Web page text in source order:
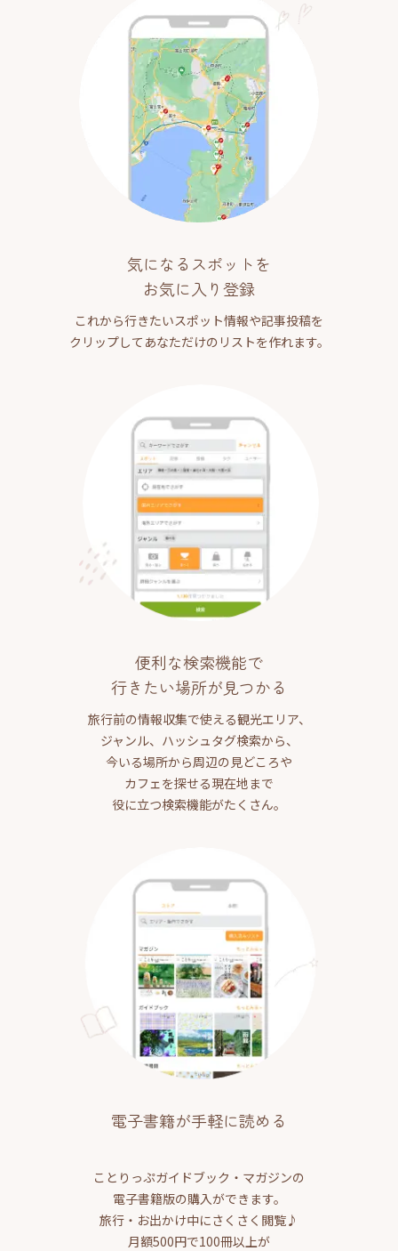
気になるスポットを
お気に入り登録
これから行きたいスポット情報や記事投稿を
クリップしてあなただけのリストを作れます。
便利な検索機能で
行きたい場所が見つかる
旅行前の情報収集で使える観光エリア、
ジャンル、ハッシュタグ検索から、
今いる場所から周辺の見どころや
カフェを探せる現在地まで
役に立つ検索機能がたくさん。
電子書籍が手軽に読める
ことりっぷガイドブック・マガジンの
電子書籍版の購入ができます。
旅行・お出かけ中にさくさく閲覧♪
月額500円で100冊以上が